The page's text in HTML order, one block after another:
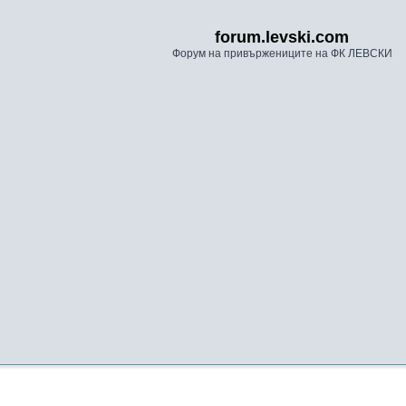
forum.levski.com
Форум на привържениците на ФК ЛЕВСКИ